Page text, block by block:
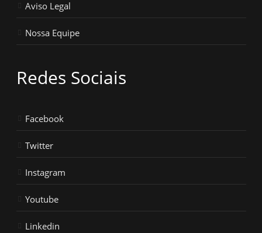
Aviso Legal
Nossa Equipe
Redes Sociais
Facebook
Twitter
Instagram
Youtube
Linkedin